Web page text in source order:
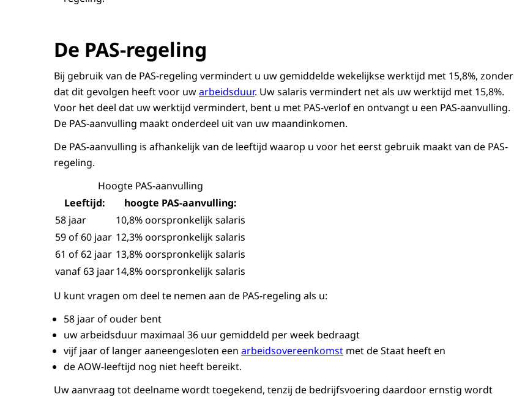
De PAS-regeling
Bij gebruik van de PAS-regeling vermindert u uw gemiddelde wekelijkse werktijd met 15,8%, zonder
dat dit gevolgen heeft voor uwarbeidsduur. Uw salaris vermindert net als uw werktijd met 15,8%.
Voor het deel dat uw werktijd vermindert, bent u met PAS-verlof en ontvangt u een PAS-aanvulling.
De PAS-aanvulling maakt onderdeel uit van uw maandinkomen.
De PAS-aanvulling is afhankelijk van de leeftijd waarop u voor het eerst gebruik maakt van de PAS-
regeling.
Hoogte PAS-aanvulling
Leeftijd:
hoogte PAS-aanvulling:
58 jaar
10,8% oorspronkelijk salaris
59 of 60 jaar 12,3% oorspronkelijk salaris
61 of 62 jaar 13,8% oorspronkelijk salaris
vanaf 63 jaar14,8% oorspronkelijk salaris
U kunt vragen om deel te nemen aan de PAS-regeling als u:
58 jaar of ouder bent
uw arbeidsduur maximaal 36 uur gemiddeld per week bedraagt
vijf jaar of langer aaneengesloten een arbeidsovereenkomst met de Staat heeft en
de AOW-leeftijd nog niet heeft bereikt.
Uw aanvraag tot deelname wordt toegekend, tenzij de bedrijfsvoering daardoor ernstig wordt